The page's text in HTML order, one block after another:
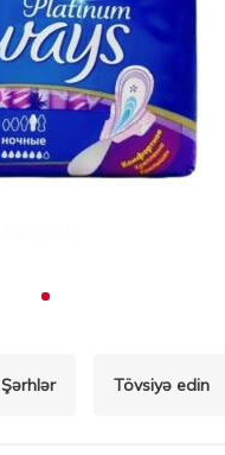
Şərhlər Tövsiyə edin